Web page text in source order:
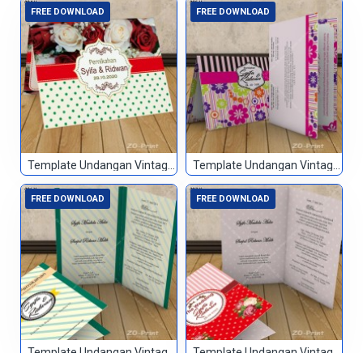
FREE DOWNLOAD
Template Undangan Vintage 094
FREE DOWNLOAD
Template Undangan Vintage 095
FREE DOWNLOAD FREE DOWNLOAD